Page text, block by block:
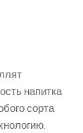
напитка
сорта